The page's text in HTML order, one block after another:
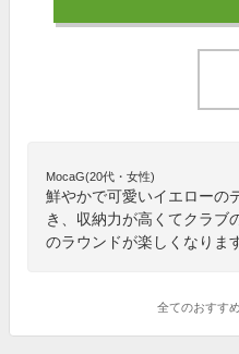
MocaG(20代・女性)
鮮やかで可愛いイエローの
き、収納力が高くてクラブ
のラウンドが楽しくなりま
全てのおすす